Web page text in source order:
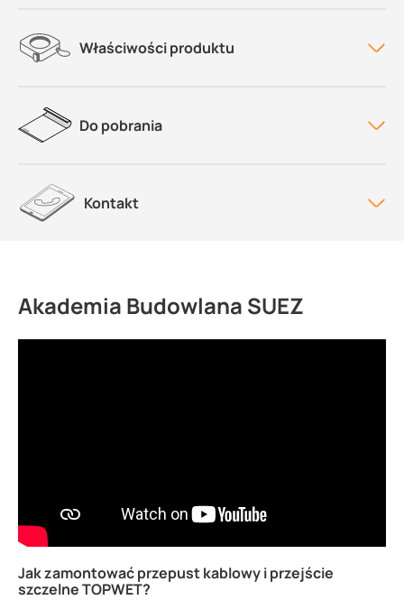
Właściwości produktu
Do pobrania
Kontakt
Akademia Budowlana SUEZ
Jak zamontować przepust kablowy i przejście
szczelne TOPWET?